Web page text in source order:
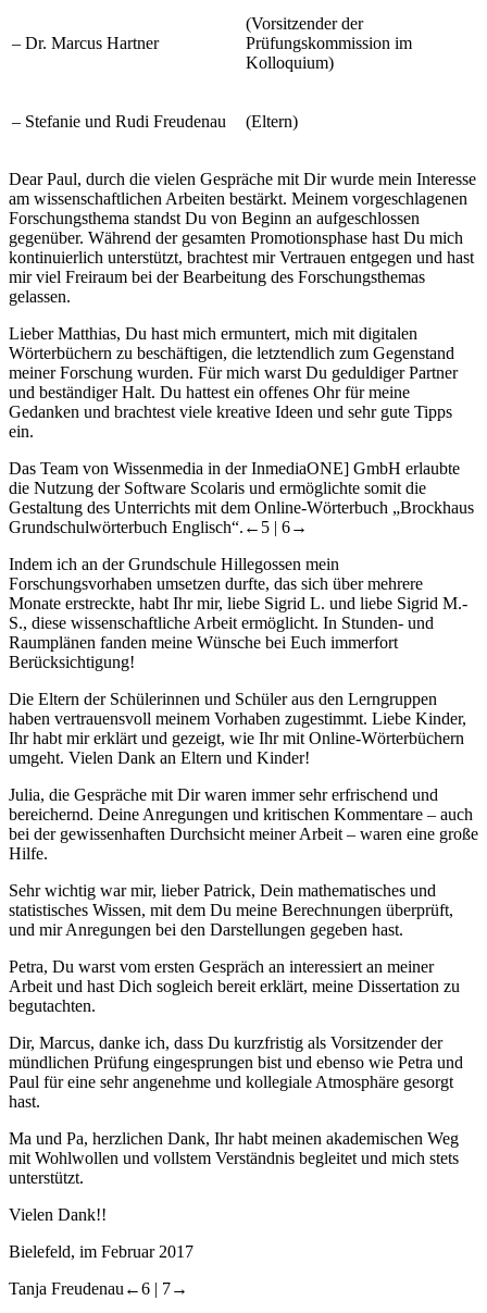
– Dr. Marcus Hartner
(Vorsitzender der
Prüfungskommission im
Kolloquium)
– Stefanie und Rudi Freudenau (Eltern)
Dear Paul, durch die vielen Gespräche mit Dir wurde mein Interesse
am wissenschaftlichen Arbeiten bestärkt. Meinem vorgeschlagenen
Forschungsthema standst Du von Beginn an aufgeschlossen
gegenüber. Während der gesamten Promotionsphase hast Du mich
kontinuierlich unterstützt, brachtest mir Vertrauen entgegen und hast
mir viel Freiraum bei der Bearbeitung des Forschungsthemas
gelassen.
Lieber Matthias, Du hast mich ermuntert, mich mit digitalen
Wörterbüchern zu beschäftigen, die letztendlich zum Gegenstand
meiner Forschung wurden. Für mich warst Du geduldiger Partner
und beständiger Halt. Du hattest ein offenes Ohr für meine
Gedanken und brachtest viele kreative Ideen und sehr gute Tipps
ein.
Das Team von Wissenmedia in der InmediaONE] GmbH erlaubte
die Nutzung der Software Scolaris und ermöglichte somit die
Gestaltung des Unterrichts mit dem Online-Wörterbuch „Brockhaus
Grundschulwörterbuch Englisch“. ←5 | 6→
Indem ich an der Grundschule Hillegossen mein
Forschungsvorhaben umsetzen durfte, das sich über mehrere
Monate erstreckte, habt Ihr mir, liebe Sigrid L. und liebe Sigrid M.-
S., diese wissenschaftliche Arbeit ermöglicht. In Stunden- und
Raumplänen fanden meine Wünsche bei Euch immerfort
Berücksichtigung!
Die Eltern der Schülerinnen und Schüler aus den Lerngruppen
haben vertrauensvoll meinem Vorhaben zugestimmt. Liebe Kinder,
Ihr habt mir erklärt und gezeigt, wie Ihr mit Online-Wörterbüchern
umgeht. Vielen Dank an Eltern und Kinder!
Julia, die Gespräche mit Dir waren immer sehr erfrischend und
bereichernd. Deine Anregungen und kritischen Kommentare – auch
bei der gewissenhaften Durchsicht meiner Arbeit – waren eine große
Hilfe.
Sehr wichtig war mir, lieber Patrick, Dein mathematisches und
statistisches Wissen, mit dem Du meine Berechnungen überprüft,
und mir Anregungen bei den Darstellungen gegeben hast.
Petra, Du warst vom ersten Gespräch an interessiert an meiner
Arbeit und hast Dich sogleich bereit erklärt, meine Dissertation zu
begutachten.
Dir, Marcus, danke ich, dass Du kurzfristig als Vorsitzender der
mündlichen Prüfung eingesprungen bist und ebenso wie Petra und
Paul für eine sehr angenehme und kollegiale Atmosphäre gesorgt
hast.
Ma und Pa, herzlichen Dank, Ihr habt meinen akademischen Weg
mit Wohlwollen und vollstem Verständnis begleitet und mich stets
unterstützt.
Vielen Dank!!
Bielefeld, im Februar 2017
Tanja Freudenau ←6 | 7→